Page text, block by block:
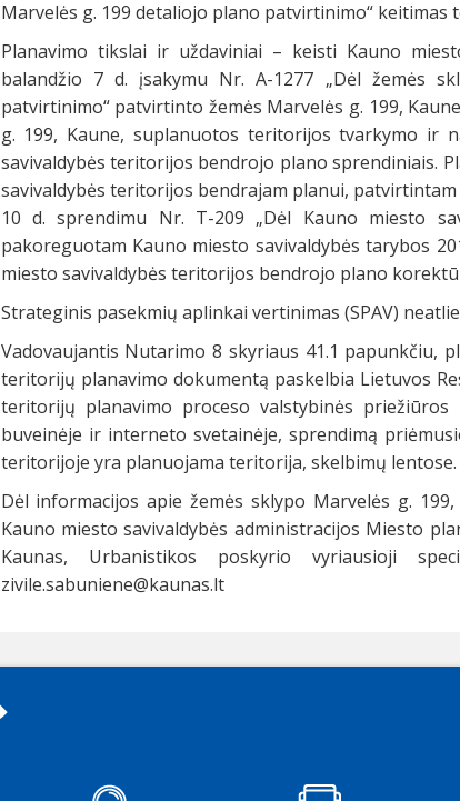
Marvelės g. 199 detaliojo plano patvirtinimo“
Planavimo tikslai ir uždaviniai – keisti Kauno
balandžio 7 d. įsakymu Nr. A-1277 „Dėl žemės
patvirtinimo“ patvirtinto žemės Marvelės g. 199,
g. 199, Kaune, suplanuotos teritorijos tvarkymo ir
savivaldybės teritorijos bendrojo plano sprendiniais.
savivaldybės teritorijos bendrajam planui,
10 d. sprendimu Nr. T-209 „Dėl Kauno miesto
pakoreguotam Kauno miesto savivaldybės tarybos
miesto savivaldybės teritorijos bendrojo plano
Strateginis pasekmių aplinkai vertinimas (SPAV)
Vadovaujantis Nutarimo 8 skyriaus 41.1 papunkčiu,
teritorijų planavimo dokumentą paskelbia Lietuvos
teritorijų planavimo proceso valstybinės
buveinėje ir interneto svetainėje, sprendimą
teritorijoje yra planuojama teritorija, skelbimų lentose.
Dėl informacijos apie žemės sklypo Marvelės g.
Kauno miesto savivaldybės administracijos Miesto
Kaunas, Urbanistikos poskyrio vyriausioji
zivile.sabuniene@kaunas.lt